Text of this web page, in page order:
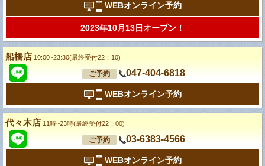
WEBオンライン予約
2023年10月13日オープン！
船橋店 10:00~23:30(最終受付22：10)
ご予約 047-404-6818
WEBオンライン予約
代々木店 11時~23時(最終受付22：00)
ご予約 03-6383-4566
WEBオンライン予約